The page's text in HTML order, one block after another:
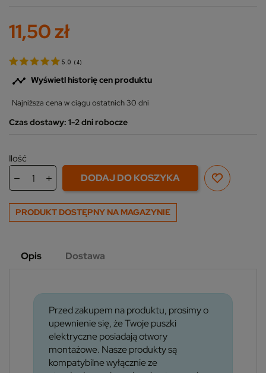
11,50 zł
5.0 ( 4)
 Wyświetl historię cen produktu
Najniższa cena w ciągu ostatnich 30 dni
Czas dostawy: 1-2 dni robocze
Ilość
DODAJ DO KOSZYKA
PRODUKT DOSTĘPNY NA MAGAZYNIE
Opis Dostawa
Przed zakupem na produktu, prosimy o
upewnienie się, że Twoje puszki
elektryczne posiadają otwory
montażowe. Nasze produkty są
kompatybilne wyłącznie ze